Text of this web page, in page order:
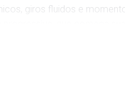
giros fluidos e
icónica e cheia de